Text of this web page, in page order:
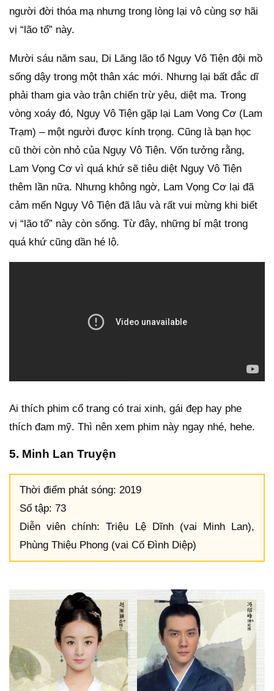
người đời thóa mạ nhưng trong lòng lại vô cùng sợ hãi
vị “lão tổ” này.
Mười sáu năm sau, Di Lăng lão tổ Ngụy Vô Tiện đội mồ
sống dậy trong một thân xác mới. Nhưng lại bất đắc dĩ
phải tham gia vào trận chiến trừ yêu, diệt ma. Trong
vòng xoáy đó, Ngụy Vô Tiện gặp lại Lam Vong Cơ (Lam
Trạm) – một người được kính trọng. Cũng là bạn học
cũ thời còn nhỏ của Ngụy Vô Tiện. Vốn tưởng rằng,
Lam Vọng Cơ vì quá khứ sẽ tiêu diệt Ngụy Vô Tiện
thêm lần nữa. Nhưng không ngờ, Lam Vọng Cơ lại đã
cảm mến Ngụy Vô Tiện đã lâu và rất vui mừng khi biết
vị “lão tổ” này còn sống. Từ đây, những bí mật trong
quá khứ cũng dần hé lộ.
Ai thích phim cổ trang có trai xinh, gái đẹp hay phe
thích đam mỹ. Thì nên xem phim này ngay nhé, hehe.
5. Minh Lan Truyện
Thời điểm phát sóng: 2019
Số tập: 73
Diễn viên chính: Triệu Lệ Dĩnh (vai Minh Lan),
Phùng Thiệu Phong (vai Cố Đình Diệp)